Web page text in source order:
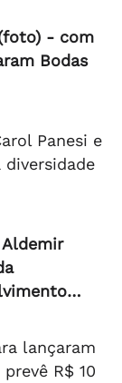
(foto) - com
Bodas
Panesi e
diversidade
lançaram
R$ 10